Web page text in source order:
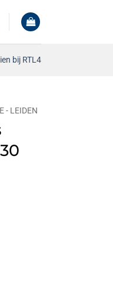
bij RTL4
- LEIDEN